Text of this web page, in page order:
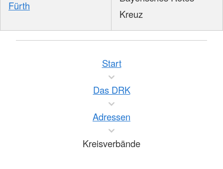
Fürth
Kreuz
Start
Das DRK
Adressen
Kreisverbände